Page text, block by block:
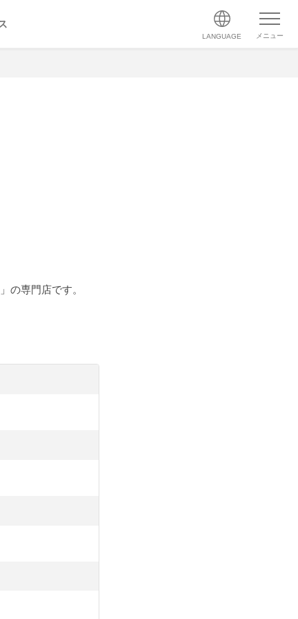
LANGUAGE メニュー
の専門店です。